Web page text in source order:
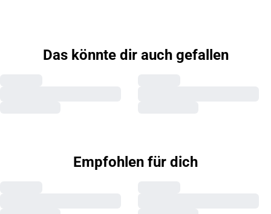
Das könnte dir auch gefallen
Empfohlen für dich